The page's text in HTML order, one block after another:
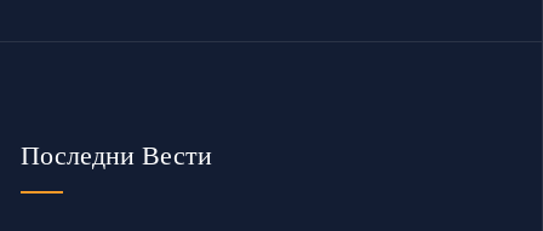
Последни Вести